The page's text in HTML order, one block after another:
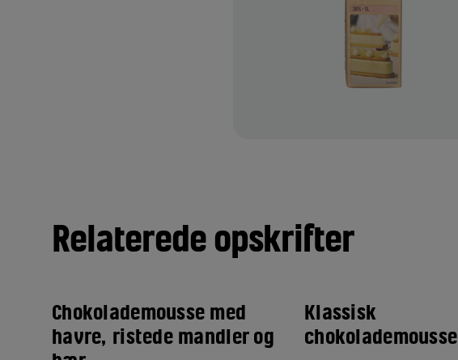
Relaterede opskrifter
Chokolademousse med
havre, ristede mandler og
Klassisk
chokolademousse